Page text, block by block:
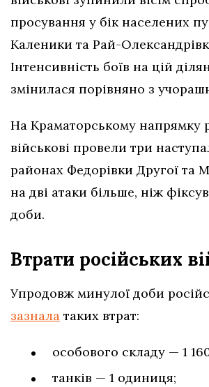
просування у бік населених
Каленики та Рай-
Інтенсивність боїв на цій
змінилася порівняно з
На Краматорському напрямку
військові провели три
районах Федорівки Другої та
на дві атаки більше, ніж
доби.
Втрати російських
Упродовж минулої доби
зазнала таких втрат:
особового складу — 1
танків — 1 одиниця;